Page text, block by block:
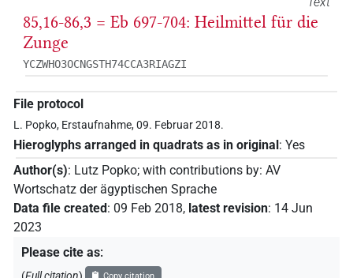
85,16-86,3 = Eb 697-704: Heilmittel für die
Zunge
YCZWHO3OCNGSTH74CCA3RIAGZI
File protocol
L. Popko, Erstaufnahme, 09. Februar 2018.
Hieroglyphs arranged in quadrats as in original: Yes
Author(s): Lutz Popko; with contributions by: AV
Wortschatz der ägyptischen Sprache
Data file created: 09 Feb 2018, latest revision: 14 Jun
2023
Please cite as: